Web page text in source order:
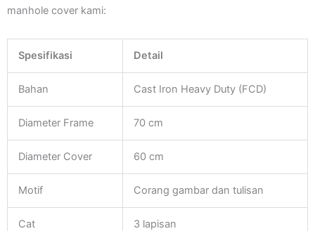
manhole cover kami:
Spesifikasi Detail
Bahan Cast Iron Heavy Duty (FCD)
Diameter Frame 70 cm
Diameter Cover 60 cm
Motif Corang gambar dan tulisan
Cat 3 lapisan